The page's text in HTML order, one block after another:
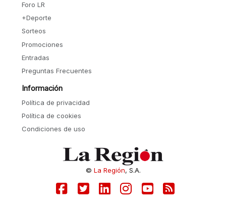
Foro LR
+Deporte
Sorteos
Promociones
Entradas
Preguntas Frecuentes
Información
Política de privacidad
Política de cookies
Condiciones de uso
© La Región, S.A.